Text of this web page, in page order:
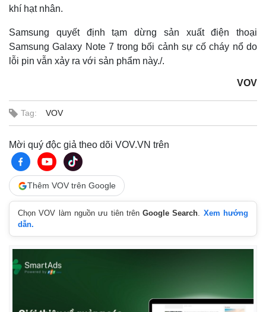
Thông tin doanh nghiệp
Vì cộng đồng
Trải nghiệm
Chuyển đổi số
khí hạt nhân.
Samsung quyết định tạm dừng sản xuất điện thoại
Samsung Galaxy Note 7 trong bối cảnh sự cố cháy nổ do
lỗi pin vẫn xảy ra với sản phẩm này./.
VOV
Tag: VOV
Mời quý độc giả theo dõi VOV.VN trên
Thêm VOV trên Google
Chọn VOV làm nguồn ưu tiên trênGoogle Search. Xem hướng
dẫn.